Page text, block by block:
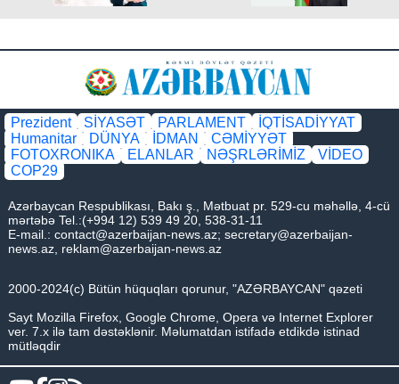
Prezident SİYASƏT PARLAMENT
İQTİSADİYYAT
Humanitar
DÜNYA İDMAN
CƏMİYYƏT
FOTOXRONIKA
ELANLAR NƏŞRLƏRİMİZ
VİDEO
COP29
Azərbaycan Respublikası, Bakı ş., Mətbuat pr. 529-cu məhəllə, 4-cü
mərtəbə Tel.:(+994 12) 539 49 20, 538-31-11
E-mail.: contact@azerbaijan-news.az; secretary@azerbaijan-
news.az, reklam@azerbaijan-news.az
2000-2024(c) Bütün hüquqları qorunur, "AZƏRBAYCAN" qəzeti
Sayt Mozilla Firefox, Google Chrome, Opera və Internet Explorer
ver. 7.x ilə tam dəstəklənir. Məlumatdan istifadə etdikdə istinad
mütləqdir